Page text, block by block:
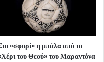
«σφυρί» η μπάλα από το
του Θεού» του Μαραντόνα